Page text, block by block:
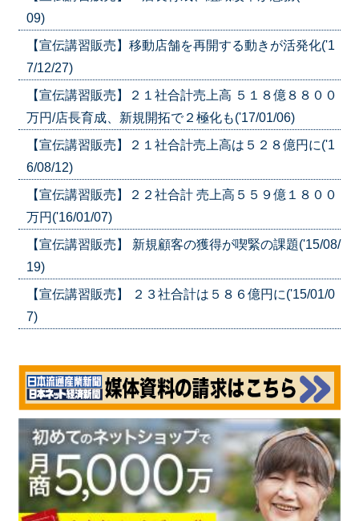
09)
【宣伝講習販売】移動店舗を再開する動きが活発化('1
7/12/27)
【宣伝講習販売】２１社合計売上高 ５１８億８８００
万円/店長育成、新規開拓で２極化も('17/01/06)
【宣伝講習販売】２１社合計売上高は５２８億円に('1
6/08/12)
【宣伝講習販売】２２社合計 売上高５５９億１８００
万円('16/01/07)
【宣伝講習販売】 新規顧客の獲得が喫緊の課題('15/08/
19)
【宣伝講習販売】 ２３社合計は５８６億円に('15/01/0
7)